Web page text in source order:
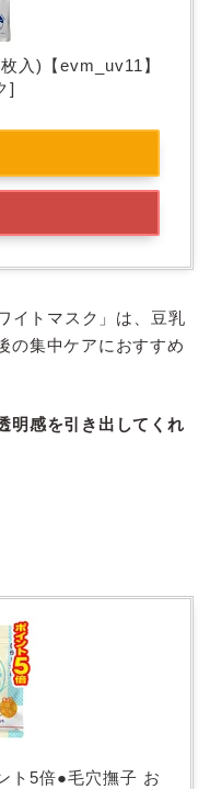
入)【evm_uv11】
]
イトマスク」は、豆乳
の集中ケアにおすすめ
明感を引き出してくれ
ト5倍●毛穴撫子 お